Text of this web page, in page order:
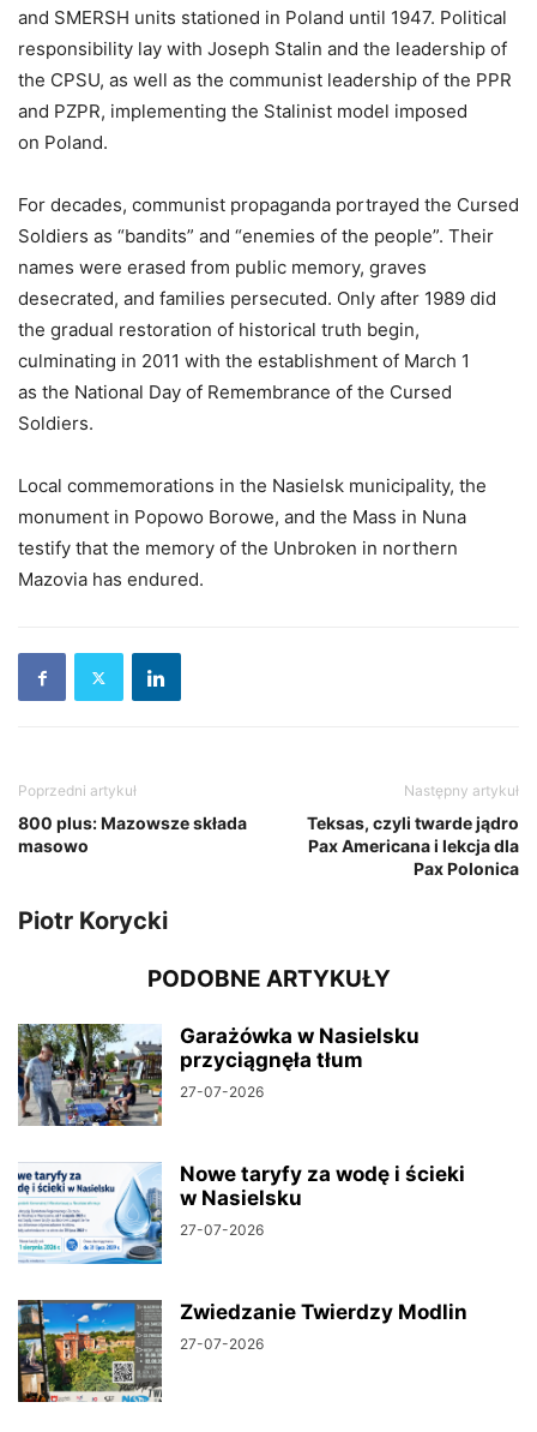
and SMERSH units stationed in Poland until 1947. Political
responsibility lay with Joseph Stalin and the leadership of
the CPSU, as well as the communist leadership of the PPR
and PZPR, implementing the Stalinist model imposed
on Poland.
For decades, communist propaganda portrayed the Cursed
Soldiers as “bandits” and “enemies of the people”. Their
names were erased from public memory, graves
desecrated, and families persecuted. Only after 1989 did
the gradual restoration of historical truth begin,
culminating in 2011 with the establishment of March 1
as the National Day of Remembrance of the Cursed
Soldiers.
Local commemorations in the Nasielsk municipality, the
monument in Popowo Borowe, and the Mass in Nuna
testify that the memory of the Unbroken in northern
Mazovia has endured.
Poprzedni artykuł
800 plus: Mazowsze składa
masowo
Następny artykuł
Teksas, czyli twarde jądro
Pax Americana i lekcja dla
Pax Polonica
Piotr Korycki
PODOBNE ARTYKUŁY
Garażówka w Nasielsku
przyciągnęła tłum
27-07-2026
Nowe taryfy za wodę i ścieki
w Nasielsku
27-07-2026
Zwiedzanie Twierdzy Modlin
27-07-2026